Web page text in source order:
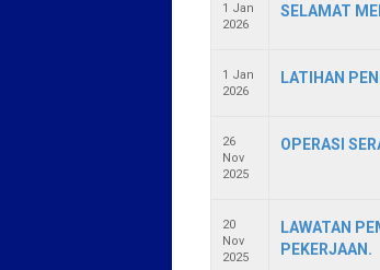
1 Jan
2026
SELAMAT
1 Jan
2026
LATIHAN
26
Nov
2025
OPERASI
20
Nov
2025
LAWATAN
PEKERJAAN.